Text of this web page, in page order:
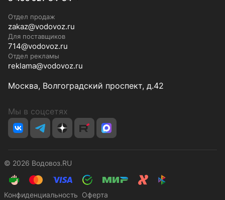
Отдел продаж
zakaz@vodovoz.ru
Для поставщиков
714@vodovoz.ru
Отдел рекламы
reklama@vodovoz.ru
Москва, Волгоградский проспект, д.42
Мы в соцсетях
© 2026 Водовоз.RU
Конфиденциальность Оферта